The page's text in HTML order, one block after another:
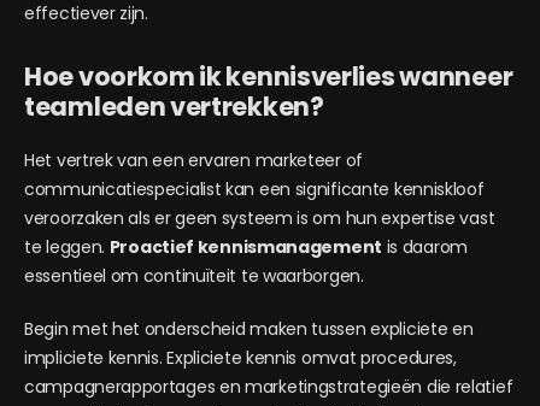
effectiever zijn.
Hoe voorkom ik kennisverlies wanneer
teamleden vertrekken?
Het vertrek van een ervaren marketeer of
communicatiespecialist kan een significante kenniskloof
veroorzaken als er geen systeem is om hun expertise vast
te leggen. Proactief kennismanagement is daarom
essentieel om continuïteit te waarborgen.
Begin met het onderscheid maken tussen expliciete en
impliciete kennis. Expliciete kennis omvat procedures,
campagnerapportages en marketingstrategieën die relatief